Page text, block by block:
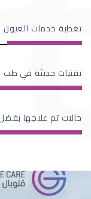
تغطية خدمات
تقنيات حديثة في طب
حالات تم علاجها